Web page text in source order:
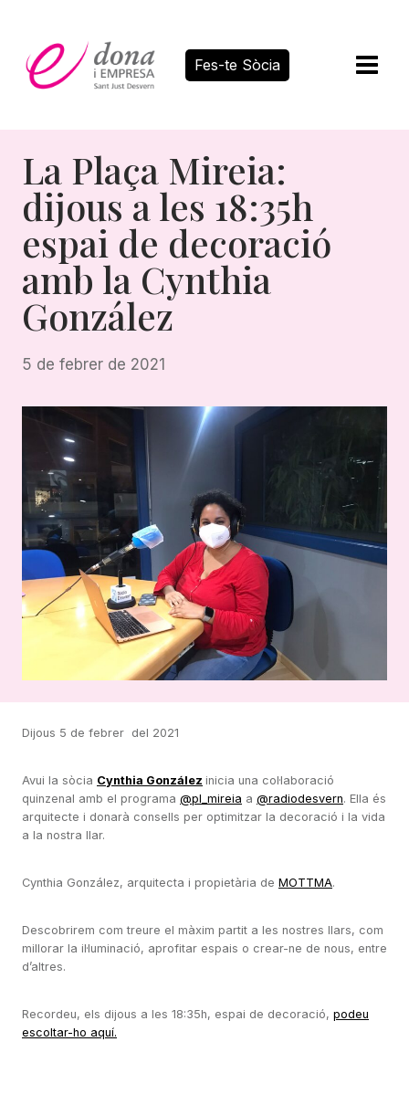
contingut
Fes-te Sòcia
La Plaça Mireia:
dijous a les 18:35h
espai de decoració
amb la Cynthia
González
5 de febrer de 2021
Dijous 5 de febrer del 2021
Avui la sòcia Cynthia González inicia una col·laboració
quinzenal amb el programa @pl_mireia a @radiodesvern. Ella és
arquitecte i donarà consells per optimitzar la decoració i la vida
a la nostra llar.
Cynthia González, arquitecta i propietària de MOTTMA.
Descobrirem com treure el màxim partit a les nostres llars, com
millorar la il·luminació, aprofitar espais o crear-ne de nous, entre
d’altres.
Recordeu, els dijous a les 18:35h, espai de decoració, podeu
escoltar-ho aquí.